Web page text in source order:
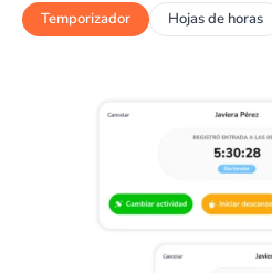
Temporizador Hojas de horas